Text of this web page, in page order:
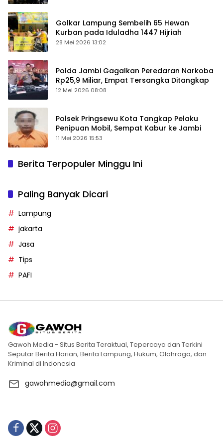
Golkar Lampung Sembelih 65 Hewan
Kurban pada Iduladha 1447 Hijriah
28 Mei 2026 13:02
Polda Jambi Gagalkan Peredaran Narkoba
Rp25,9 Miliar, Empat Tersangka Ditangkap
12 Mei 2026 08:08
Polsek Pringsewu Kota Tangkap Pelaku
Penipuan Mobil, Sempat Kabur ke Jambi
11 Mei 2026 15:53
Berita Terpopuler Minggu Ini
Paling Banyak Dicari
Lampung
jakarta
Jasa
Tips
PAFI
Gawoh Media - Situs Berita Teraktual, Tepercaya dan Terkini
Seputar Berita Harian, Berita Lampung, Hukum, Olahraga, dan
Kriminal di Indonesia
gawohmedia@gmail.com